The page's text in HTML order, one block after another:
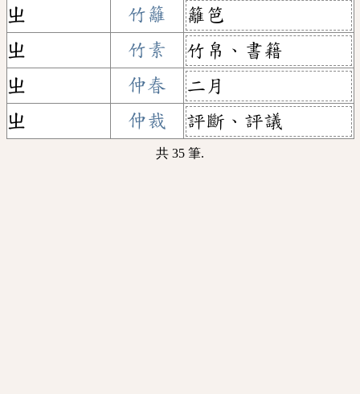
ㄓ
竹籬
籬笆
ㄓ
竹素
竹帛、書籍
ㄓ
仲春
二月
ㄓ
仲裁 評斷、評議
共 35 筆.